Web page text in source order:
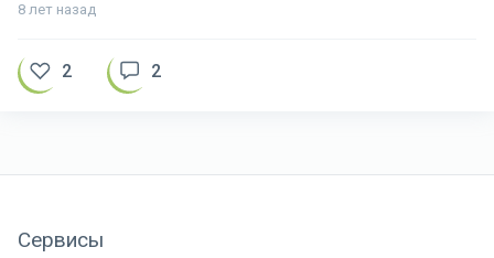
8 лет назад
Сервисы